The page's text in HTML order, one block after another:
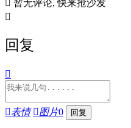
 暂无评论, 快来抢沙发

回复

表情 图片0